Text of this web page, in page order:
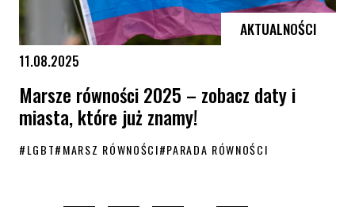
AKTUALNOŚCI
11.08.2025
Marsze równości 2025 – zobacz daty i
miasta, które już znamy!
#LGBT#MARSZ RÓWNOŚCI#PARADA RÓWNOŚCI